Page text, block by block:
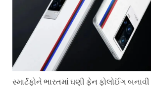
સ્માર્ટફોને ભારતમાં ઘણી ફેન ફોલોઈંગ